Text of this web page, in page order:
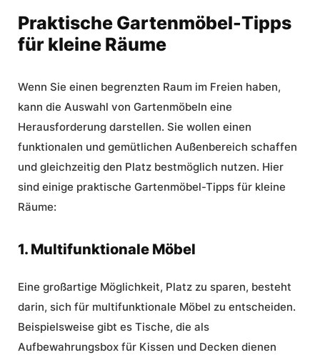
Praktische Gartenmöbel-Tipps
für kleine Räume
Wenn Sie einen begrenzten Raum im Freien haben,
kann die Auswahl von Gartenmöbeln eine
Herausforderung darstellen. Sie wollen einen
funktionalen und gemütlichen Außenbereich schaffen
und gleichzeitig den Platz bestmöglich nutzen. Hier
sind einige praktische Gartenmöbel-Tipps für kleine
Räume:
1. Multifunktionale Möbel
Eine großartige Möglichkeit, Platz zu sparen, besteht
darin, sich für multifunktionale Möbel zu entscheiden.
Beispielsweise gibt es Tische, die als
Aufbewahrungsbox für Kissen und Decken dienen